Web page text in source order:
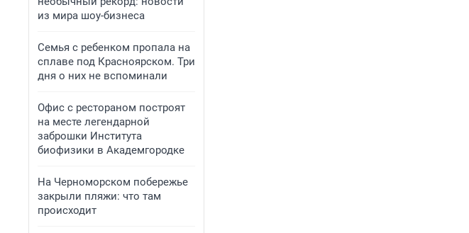
из мира шоу-бизнеса
Семья с ребенком пропала на
сплаве под Красноярском. Три
дня о них не вспоминали
Офис с рестораном построят
на месте легендарной
заброшки Института
биофизики в Академгородке
На Черноморском побережье
закрыли пляжи: что там
происходит